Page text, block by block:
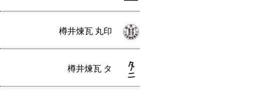
樽井煉瓦 丸印
樽井煉瓦 タ